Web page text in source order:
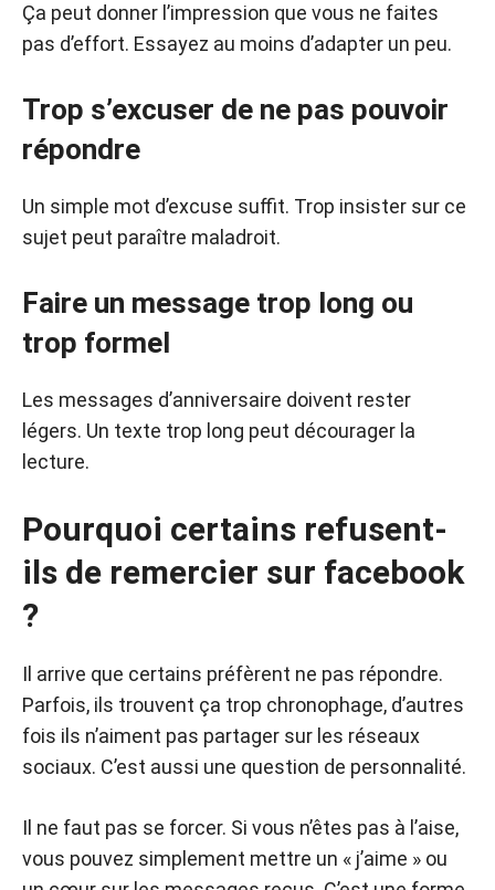
Ça peut donner l’impression que vous ne faites
pas d’effort. Essayez au moins d’adapter un peu.
Trop s’excuser de ne pas pouvoir
répondre
Un simple mot d’excuse suffit. Trop insister sur ce
sujet peut paraître maladroit.
Faire un message trop long ou
trop formel
Les messages d’anniversaire doivent rester
légers. Un texte trop long peut décourager la
lecture.
Pourquoi certains refusent-
ils de remercier sur facebook
?
Il arrive que certains préfèrent ne pas répondre.
Parfois, ils trouvent ça trop chronophage, d’autres
fois ils n’aiment pas partager sur les réseaux
sociaux. C’est aussi une question de personnalité.
Il ne faut pas se forcer. Si vous n’êtes pas à l’aise,
vous pouvez simplement mettre un « j’aime » ou